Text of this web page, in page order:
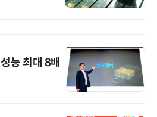
능 최대 8배